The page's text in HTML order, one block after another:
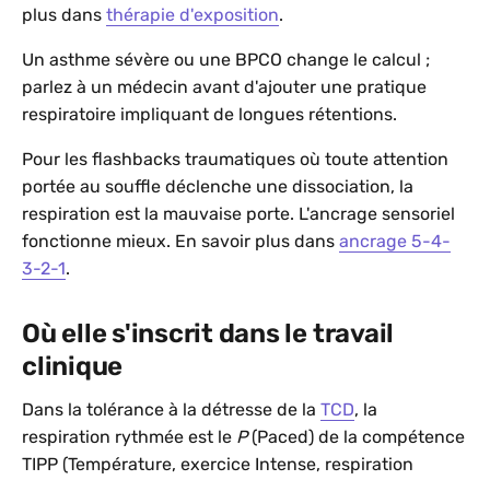
plus dans thérapie d'exposition.
Un asthme sévère ou une BPCO change le calcul ;
parlez à un médecin avant d'ajouter une pratique
respiratoire impliquant de longues rétentions.
Pour les flashbacks traumatiques où toute attention
portée au souffle déclenche une dissociation, la
respiration est la mauvaise porte. L'ancrage sensoriel
fonctionne mieux. En savoir plus dans ancrage 5-4-
3-2-1.
Où elle s'inscrit dans le travail
clinique
Dans la tolérance à la détresse de la TCD, la
respiration rythmée est le P(Paced) de la compétence
TIPP (Température, exercice Intense, respiration